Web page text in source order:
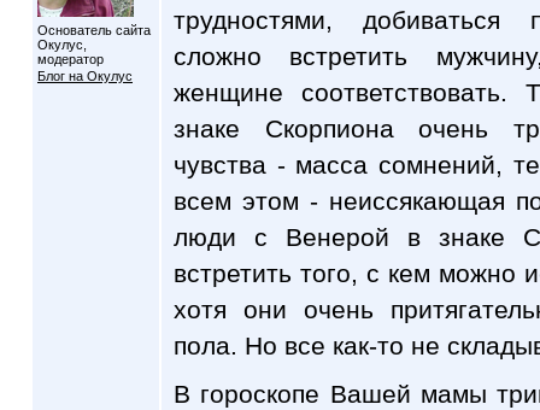
Основатель сайта
Окулус,
модератор
Блог на Окулус
трудностями,
сложно встретить
женщине
знаке Скорпиона очень
чувства - масса сомнений,
всем этом - неиссякающая
люди с Венерой в знаке
встретить того, с кем можно
хотя они очень
пола. Но все как-то не
В гороскопе Вашей мамы